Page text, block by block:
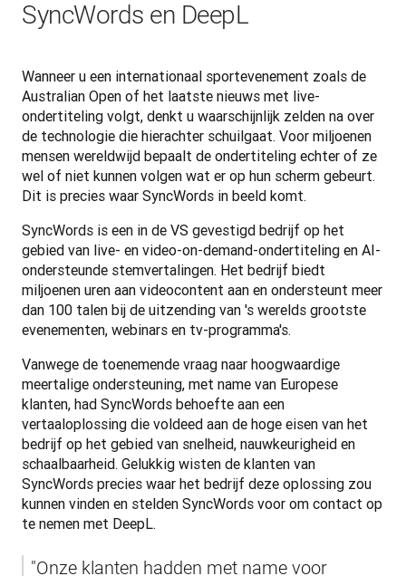
SyncWords en DeepL
Wanneer u een internationaal sportevenement zoals de
Australian Open of het laatste nieuws met live-
ondertiteling volgt, denkt u waarschijnlijk zelden na over
de technologie die hierachter schuilgaat. Voor miljoenen
mensen wereldwijd bepaalt de ondertiteling echter of ze
wel of niet kunnen volgen wat er op hun scherm gebeurt.
Dit is precies waar SyncWords in beeld komt.
SyncWords is een in de VS gevestigd bedrijf op het
gebied van live- en video-on-demand-ondertiteling en AI-
ondersteunde stemvertalingen. Het bedrijf biedt
miljoenen uren aan videocontent aan en ondersteunt meer
dan 100 talen bij de uitzending van 's werelds grootste
evenementen, webinars en tv-programma's.
Vanwege de toenemende vraag naar hoogwaardige
meertalige ondersteuning, met name van Europese
klanten, had SyncWords behoefte aan een
vertaaloplossing die voldeed aan de hoge eisen van het
bedrijf op het gebied van snelheid, nauwkeurigheid en
schaalbaarheid. Gelukkig wisten de klanten van
SyncWords precies waar het bedrijf deze oplossing zou
kunnen vinden en stelden SyncWords voor om contact op
te nemen met DeepL.
"Onze klanten hadden met name voor